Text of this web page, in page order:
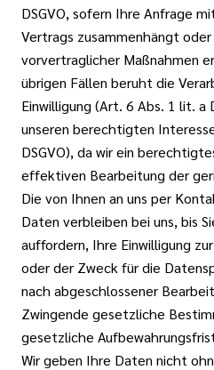
DSGVO, sofern Ihre Anfrage
Vertrags zusammenhängt
vorvertraglicher Maßnahmen
übrigen Fällen beruht die
Einwilligung (Art. 6 Abs. 1 lit. a
unseren berechtigten
DSGVO), da wir ein
effektiven Bearbeitung der
Die von Ihnen an uns per
Daten verbleiben bei uns, bis
auffordern, Ihre Einwilligung
oder der Zweck für die
nach abgeschlossener
Zwingende gesetzliche
gesetzliche
Wir geben Ihre Daten nicht